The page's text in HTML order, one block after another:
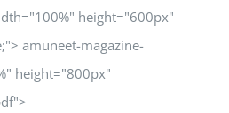
height="600px"
amuneet-magazine-
height="800px"